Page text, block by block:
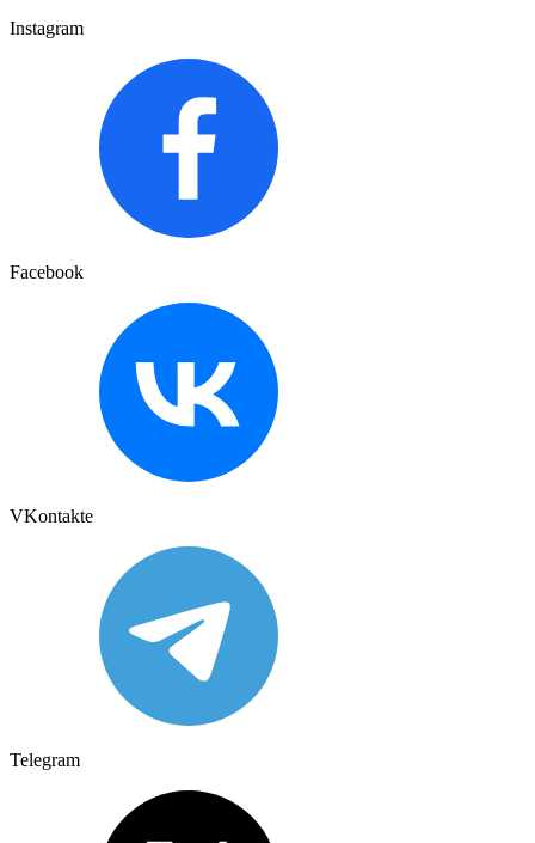
Instagram
Facebook
VKontakte
Telegram